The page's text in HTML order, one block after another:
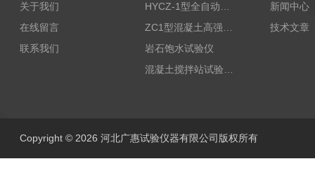
关于我们
在线留言
联系我们
岩石饱水试验仪
新闻中心
技术文章
Copyright © 2026 河北广惠试验仪器有限公司版权所有